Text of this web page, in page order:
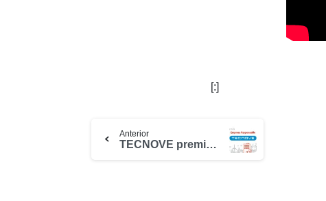
[:]
Anterior
TECNOVE premiada Empresa Responsable